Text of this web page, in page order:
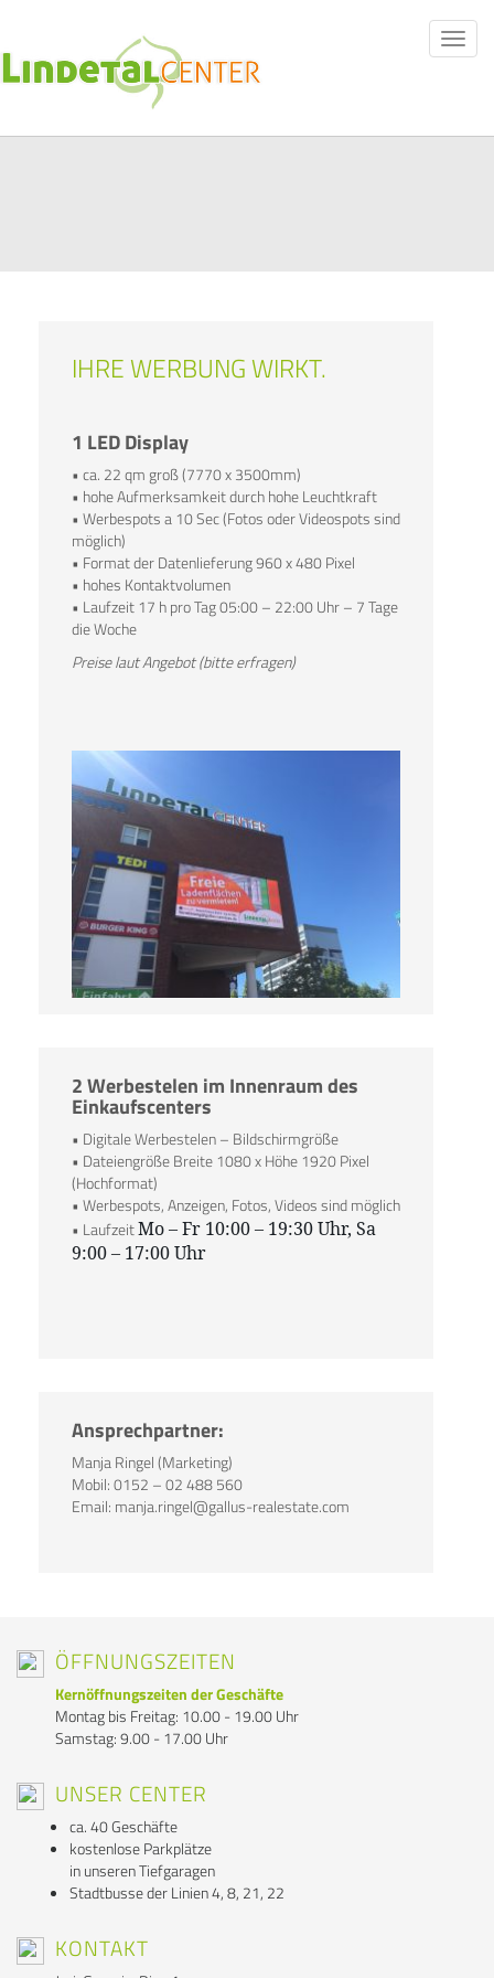
Toggle
IHRE WERBUNG WIRKT.
1 LED Display
• ca. 22 qm groß (7770 x 3500mm)
• hohe Aufmerksamkeit durch hohe Leuchtkraft
• Werbespots a 10 Sec (Fotos oder Videospots sind
möglich)
• Format der Datenlieferung 960 x 480 Pixel
• hohes Kontaktvolumen
• Laufzeit 17 h pro Tag 05:00 – 22:00 Uhr – 7 Tage
die Woche
Preise laut Angebot (bitte erfragen)
2 Werbestelen im Innenraum des
Einkaufscenters
• Digitale Werbestelen – Bildschirmgröße
• Dateiengröße Breite 1080 x Höhe 1920 Pixel
(Hochformat)
• Werbespots, Anzeigen, Fotos, Videos sind möglich
• LaufzeitMo – Fr 10:00 – 19:30 Uhr, Sa
9:00 – 17:00 Uhr
Ansprechpartner:
Manja Ringel (Marketing)
Mobil: 0152 – 02 488 560
Email: manja.ringel@gallus-realestate.com
ÖFFNUNGSZEITEN
Kernöffnungszeiten der Geschäfte
Montag bis Freitag: 10.00 - 19.00 Uhr
Samstag: 9.00 - 17.00 Uhr
UNSER CENTER
ca. 40 Geschäfte
kostenlose Parkplätze
in unseren Tiefgaragen
Stadtbusse der Linien 4, 8, 21, 22
KONTAKT